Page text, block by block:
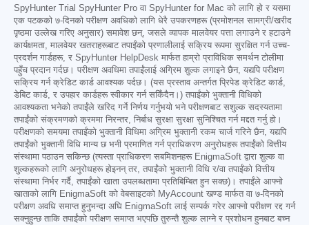
SpyHunter Trial SpyHunter Pro वा SpyHunter for Mac को लागि हो र यसमा
एक पटकको ७-दिनको परीक्षण अवधिको लागि धेरै उपकरणहरू (प्रमोशनल सामग्री/खरीद
पृष्ठमा उल्लेख गरिए अनुसार) समावेश छन्, जसले व्यापक मालवेयर पत्ता लगाउने र हटाउने
कार्यक्षमता, मालवेयर खतराहरूबाट तपाईंको प्रणालीलाई सक्रिय रूपमा सुरक्षित गर्न उच्च-
प्रदर्शन गार्डहरू, र SpyHunter HelpDesk मार्फत हाम्रो प्राविधिक समर्थन टोलीमा
पहुँच प्रदान गर्दछ। परीक्षण अवधिमा तपाईंलाई अग्रिम शुल्क लगाइने छैन, यद्यपि परीक्षण
सक्रिय गर्न क्रेडिट कार्ड आवश्यक पर्दछ। (यस प्रस्ताव अन्तर्गत प्रिपेड क्रेडिट कार्ड,
डेबिट कार्ड, र उपहार कार्डहरू स्वीकार गर्न सकिँदैन।) तपाईंको भुक्तानी विधिको
आवश्यकता भनेको तपाईंले खरिद गर्ने निर्णय गर्नुभयो भने परीक्षणबाट सशुल्क सदस्यतामा
तपाईंको संक्रमणको क्रममा निरन्तर, निर्बाध सुरक्षा सुरक्षा सुनिश्चित गर्न मद्दत गर्नु हो।
परीक्षणको समयमा तपाईंको भुक्तानी विधिमा अग्रिम भुक्तानी रकम चार्ज गरिने छैन, यद्यपि
तपाईंको भुक्तानी विधि मान्य छ भनी प्रमाणित गर्न प्राधिकरण अनुरोधहरू तपाईंको वित्तीय
संस्थामा पठाउन सकिन्छ (त्यस्ता प्राधिकरण सबमिशनहरू EnigmaSoft द्वारा शुल्क वा
शुल्कहरूको लागि अनुरोधहरू होइनन् तर, तपाईंको भुक्तानी विधि र/वा तपाईंको वित्तीय
संस्थामा निर्भर गर्दै, तपाईंको खाता उपलब्धतामा प्रतिबिम्बित हुन सक्छ)। तपाईंले आफ्नो
खाताको लागि EnigmaSoft को वेबसाइटको MyAccount खण्ड मार्फत वा ७-दिनको
परीक्षण अवधि समाप्त हुनुभन्दा अघि EnigmaSoft लाई सम्पर्क गरेर आफ्नो परीक्षण रद्द गर्न
सक्नुहुन्छ ताकि तपाईंको परीक्षण समाप्त भएपछि तुरुन्तै शुल्क लाग्ने र प्रशोधन हुनबाट बच्न